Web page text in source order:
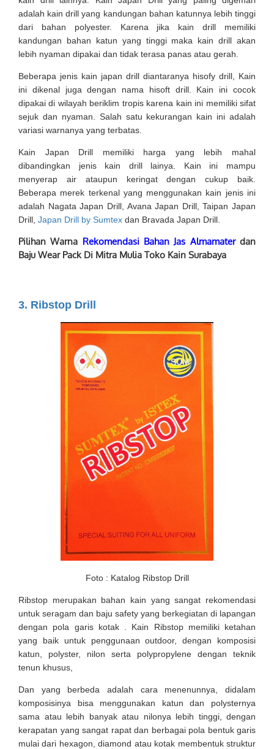
adalah kain drill yang kandungan bahan katunnya lebih tinggi
dari bahan polyester. Karena jika kain drill memiliki
kandungan bahan katun yang tinggi maka kain drill akan
lebih nyaman dipakai dan tidak terasa panas atau gerah.
Beberapa jenis kain japan drill diantaranya hisofy drill, Kain
ini dikenal juga dengan nama hisoft drill. Kain ini cocok
dipakai di wilayah beriklim tropis karena kain ini memiliki sifat
sejuk dan nyaman. Salah satu kekurangan kain ini adalah
variasi warnanya yang terbatas.
Kain Japan Drill memiliki harga yang lebih mahal
dibandingkan jenis kain drill lainya. Kain ini mampu
menyerap air ataupun keringat dengan cukup baik.
Beberapa merek terkenal yang menggunakan kain jenis ini
adalah Nagata Japan Drill, Avana Japan Drill, Taipan Japan
Drill, Japan Drill by Sumtex dan Bravada Japan Drill.
Pilihan Warna Rekomendasi Bahan Jas Almamaterdan
Baju Wear Pack Di Mitra Mulia Toko Kain Surabaya
3. Ribstop Drill
Foto : Katalog Ribstop Drill
Ribstop merupakan bahan kain yang sangat rekomendasi
untuk seragam dan baju safety yang berkegiatan di lapangan
dengan pola garis kotak . Kain Ribstop memiliki ketahan
yang baik untuk penggunaan outdoor, dengan komposisi
katun, polyster, nilon serta polypropylene dengan teknik
tenun khusus,
Dan yang berbeda adalah cara menenunnya, didalam
komposisinya bisa menggunakan katun dan polysternya
sama atau lebih banyak atau nilonya lebih tinggi, dengan
kerapatan yang sangat rapat dan berbagai pola bentuk garis
mulai dari hexagon, diamond atau kotak membentuk struktur